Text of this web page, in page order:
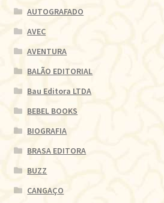
AUTOGRAFADO
AVEC
AVENTURA
BALÃO EDITORIAL
Bau Editora LTDA
BEBEL BOOKS
BIOGRAFIA
BRASA EDITORA
BUZZ
CANGAÇO